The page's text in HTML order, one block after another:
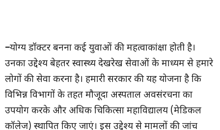
–योग्य डॉक्टर बनना कई युवाओं की महत्वाकांक्षा होती है।
उनका उद्देश्य बेहतर स्वास्थ्य देखरेख सेवाओं के माध्यम से हमारे
लोगों की सेवा करना है। हमारी सरकार की यह योजना है कि
विभिन्न विभागों के तहत मौजूदा अस्पताल अवसंरचना का
उपयोग करके और अधिक चिकित्सा महाविद्यालय (मेडिकल
कॉलेज) स्थापित किए जाएं। इस उद्देश्य से मामलों की जांच